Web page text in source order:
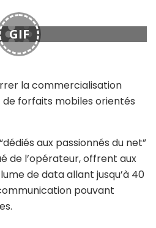
GIF
la commercialisation
de forfaits mobiles orientés
aux passionnés du net”
de l’opérateur, offrent aux
de data allant jusqu’à 40
pouvant